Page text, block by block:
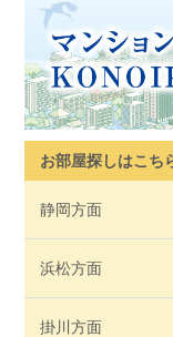
お部屋探しはこち
静岡方面
浜松方面
掛川方面